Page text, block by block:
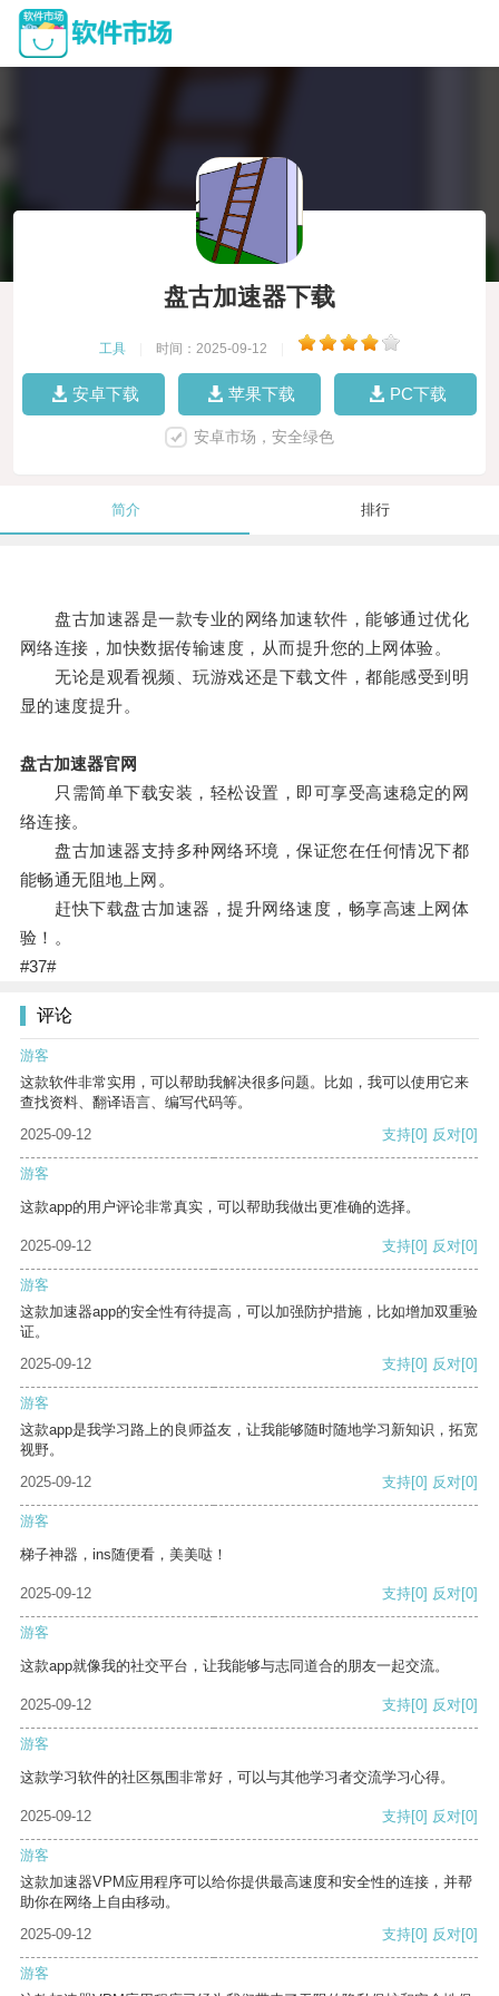
盘古加速器下载
工具 时间：2025-09-12
安卓下载 苹果下载 PC下载
安卓市场，安全绿色
简介 排行
盘古加速器是一款专业的网络加速软件，能够通过优化
网络连接，加快数据传输速度，从而提升您的上网体验。
无论是观看视频、玩游戏还是下载文件，都能感受到明
显的速度提升。
盘古加速器官网
只需简单下载安装，轻松设置，即可享受高速稳定的网
络连接。
盘古加速器支持多种网络环境，保证您在任何情况下都
能畅通无阻地上网。
赶快下载盘古加速器，提升网络速度，畅享高速上网体
验！。
#37#
评论
游客
这款软件非常实用，可以帮助我解决很多问题。比如，我可以使用它来
查找资料、翻译语言、编写代码等。
2025-09-12
支持[0] 反对[0]
游客
这款app的用户评论非常真实，可以帮助我做出更准确的选择。
2025-09-12 支持[0] 反对[0]
游客
这款加速器app的安全性有待提高，可以加强防护措施，比如增加双重验
证。
2025-09-12
支持[0] 反对[0]
游客
这款app是我学习路上的良师益友，让我能够随时随地学习新知识，拓宽
视野。
2025-09-12
支持[0] 反对[0]
游客
梯子神器，ins随便看，美美哒！
2025-09-12 支持[0] 反对[0]
游客
这款app就像我的社交平台，让我能够与志同道合的朋友一起交流。
2025-09-12 支持[0] 反对[0]
游客
这款学习软件的社区氛围非常好，可以与其他学习者交流学习心得。
2025-09-12 支持[0] 反对[0]
游客
这款加速器VPM应用程序可以给你提供最高速度和安全性的连接，并帮
助你在网络上自由移动。
2025-09-12
支持[0] 反对[0]
游客